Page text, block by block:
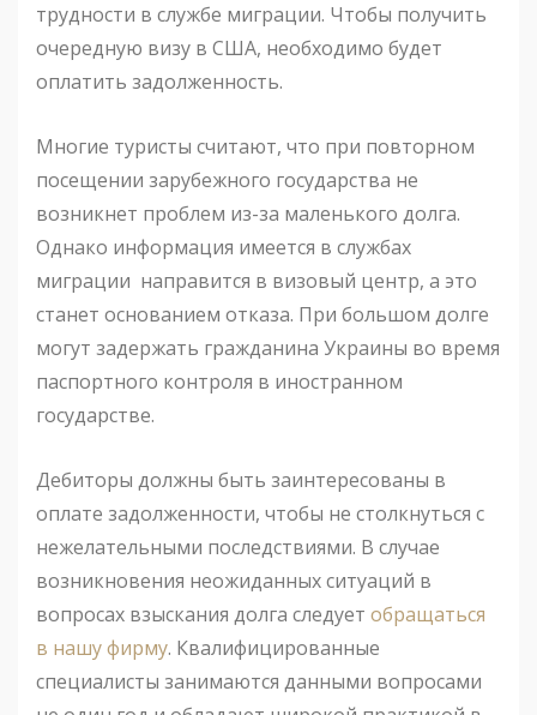
трудности в службе миграции. Чтобы получить
очередную визу в США, необходимо будет
оплатить задолженность.
Многие туристы считают, что при повторном
посещении зарубежного государства не
возникнет проблем из-за маленького долга.
Однако информация имеется в службах
миграции направится в визовый центр, а это
станет основанием отказа. При большом долге
могут задержать гражданина Украины во время
паспортного контроля в иностранном
государстве.
Дебиторы должны быть заинтересованы в
оплате задолженности, чтобы не столкнуться с
нежелательными последствиями. В случае
возникновения неожиданных ситуаций в
вопросах взыскания долга следует обращаться
в нашу фирму. Квалифицированные
специалисты занимаются данными вопросами